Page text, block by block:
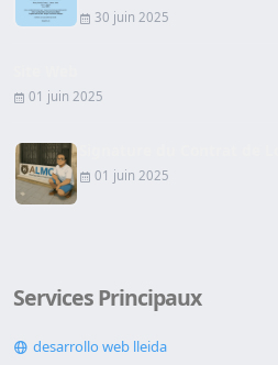
30 juin 2025
01 juin 2025
01 juin 2025
Services Principaux
desarrollo web lleida